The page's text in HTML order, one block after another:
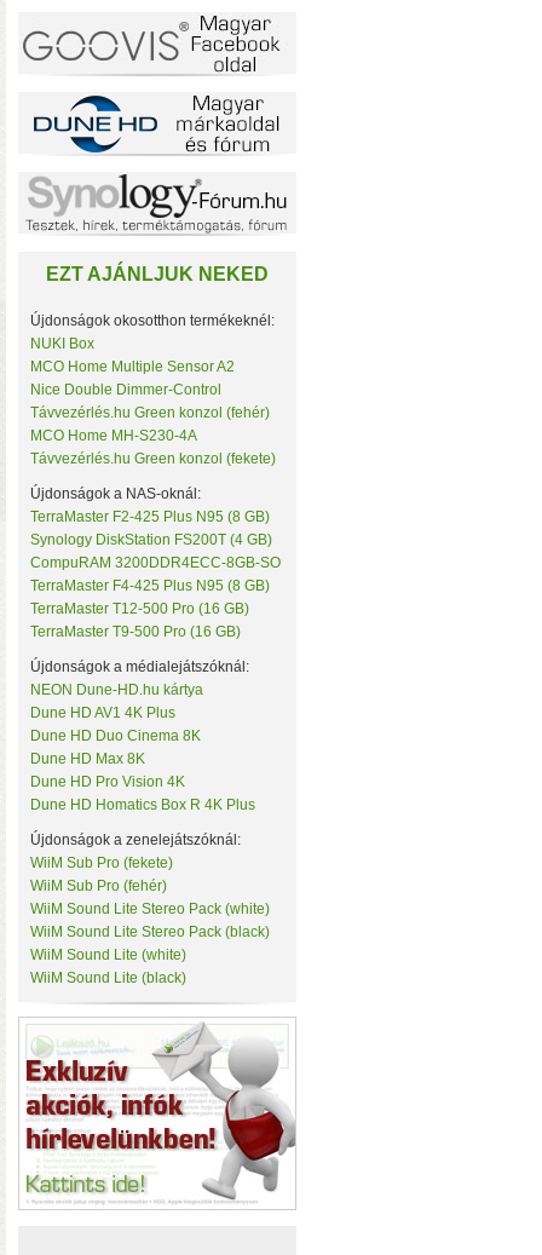
Mean Well
MOHAnet
Nabu Casa
NEO
NEON
Nice
Noname
NorStone
NorthQ
Omega Optical
OWC
Philio Technology
Poly Control
Popp
Qubino
Remotec
Seagate
Sensative
Shelly
Silicon Labs
Silicon Power
Skydigital
SmartWise
Sonnet
Synology
Targus
Távvezérlés.hu
Tenda
TerraMaster
ThirdReality
TKB Home
Twelve South
Ubiquiti
UPS Power
Vision Security
WD
WiiM
Y-Cam
Z-Wave.Me
Zipato
EZT AJÁNLJUK NEKED
Újdonságok okosotthon termékeknél:
NUKI Box
MCO Home Multiple Sensor A2
Nice Double Dimmer-Control
Távvezérlés.hu Green konzol (fehér)
MCO Home MH-S230-4A
Távvezérlés.hu Green konzol (fekete)
Újdonságok a NAS-oknál:
TerraMaster F2-425 Plus N95 (8 GB)
Synology DiskStation FS200T (4 GB)
CompuRAM 3200DDR4ECC-8GB-SO
TerraMaster F4-425 Plus N95 (8 GB)
TerraMaster T12-500 Pro (16 GB)
TerraMaster T9-500 Pro (16 GB)
Újdonságok a médialejátszóknál:
NEON Dune-HD.hu kártya
Dune HD AV1 4K Plus
Dune HD Duo Cinema 8K
Dune HD Max 8K
Dune HD Pro Vision 4K
Dune HD Homatics Box R 4K Plus
Újdonságok a zenelejátszóknál:
WiiM Sub Pro (fekete)
WiiM Sub Pro (fehér)
WiiM Sound Lite Stereo Pack (white)
WiiM Sound Lite Stereo Pack (black)
WiiM Sound Lite (white)
WiiM Sound Lite (black)